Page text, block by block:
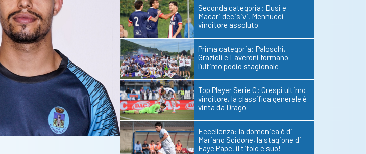
Seconda categoria: Dusi e
Macari decisivi, Mennucci
vincitore assoluto
Prima categoria: Paloschi,
Grazioli e Laveroni formano
l’ultimo podio stagionale
Top Player Serie C: Crespi ultimo
vincitore, la classifica generale è
vinta da Drago
Eccellenza: la domenica è di
Mariano Scidone, la stagione di
Faye Pape, il titolo è suo!